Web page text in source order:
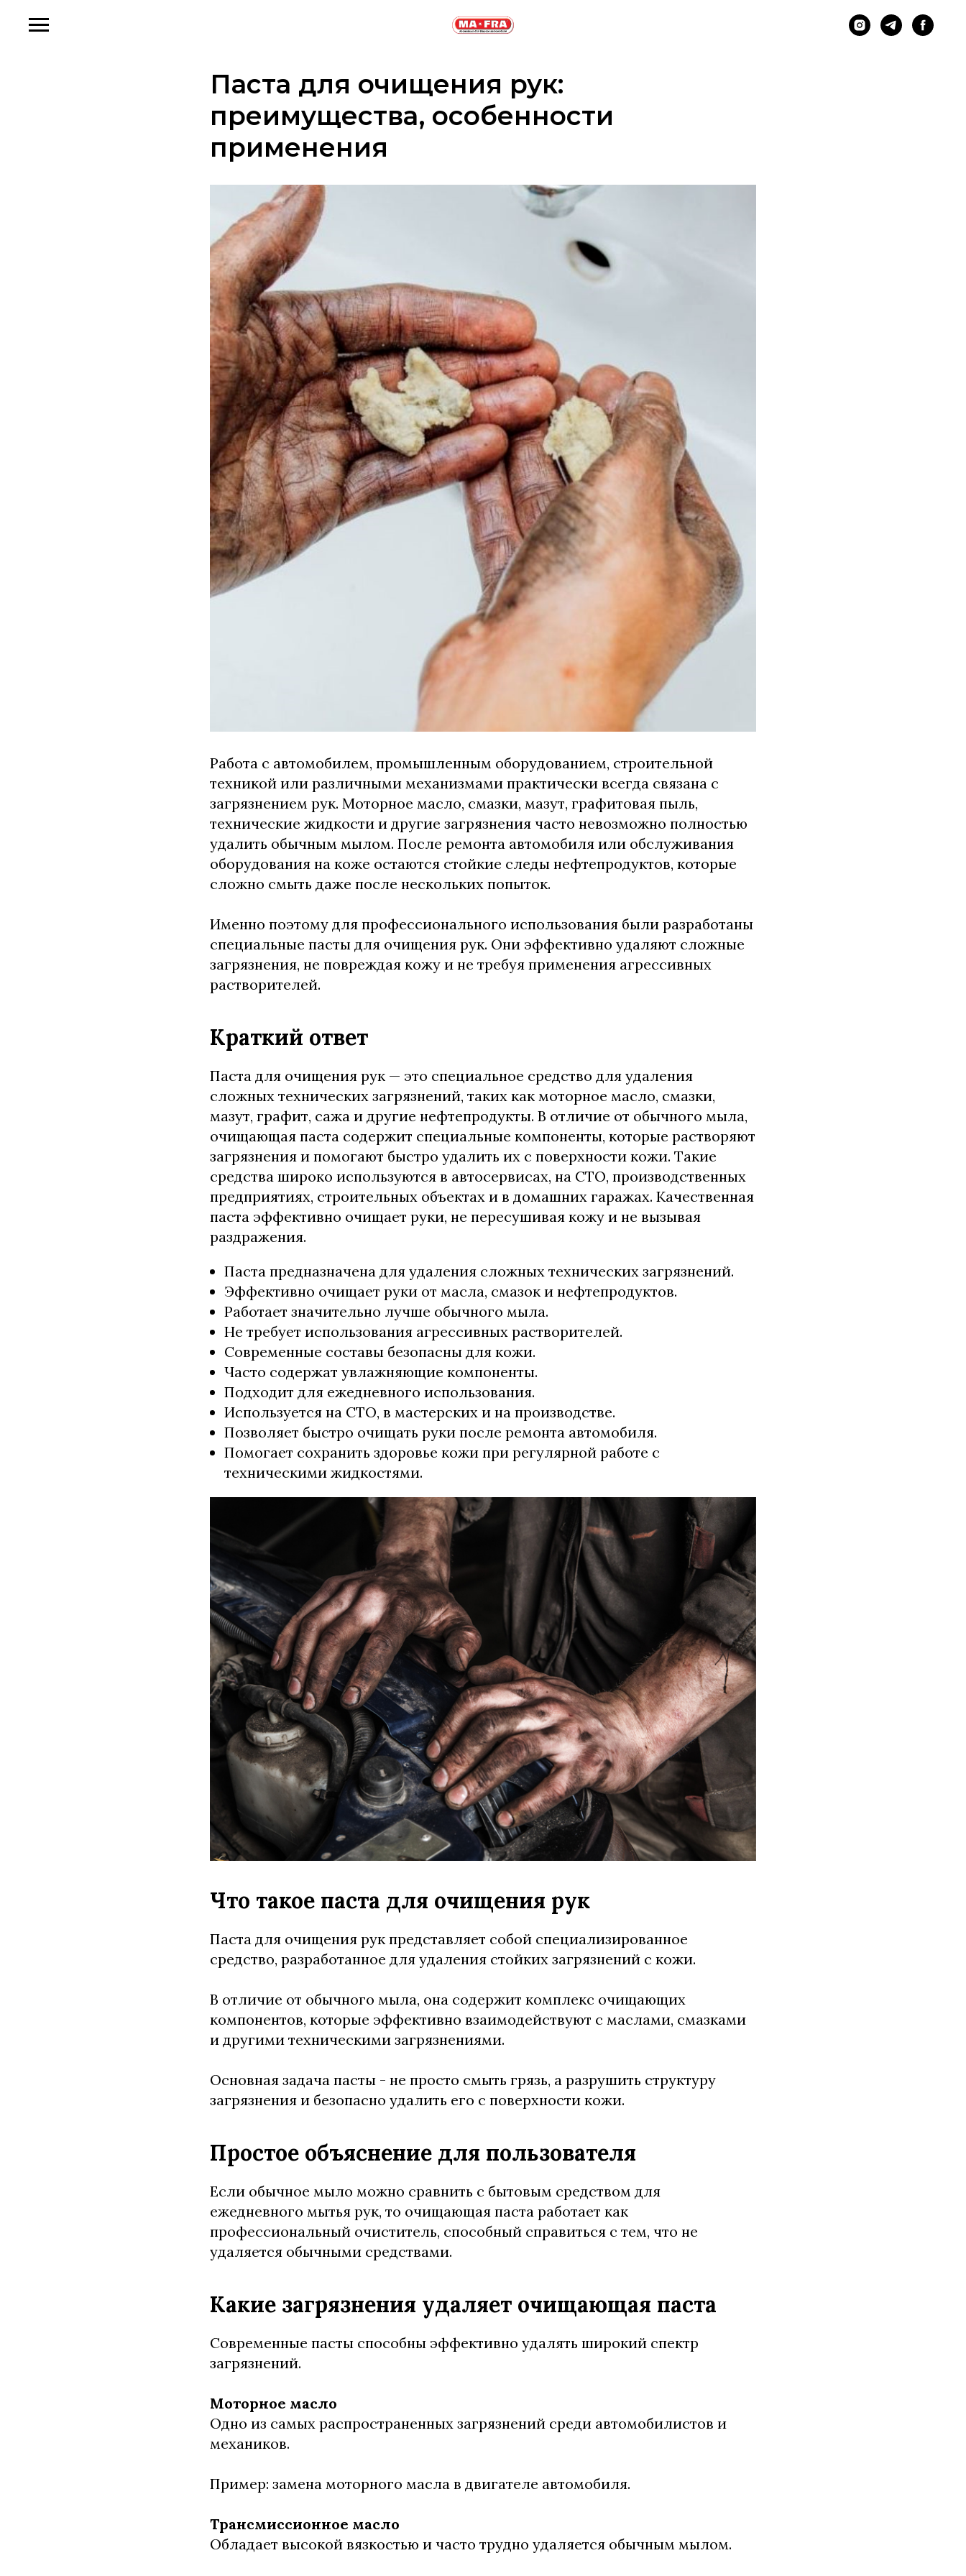
Паста для очищения рук:
преимущества, особенности
применения
Работа с автомобилем, промышленным оборудованием, строительной
техникой или различными механизмами практически всегда связана с
загрязнением рук. Моторное масло, смазки, мазут, графитовая пыль,
технические жидкости и другие загрязнения часто невозможно полностью
удалить обычным мылом. После ремонта автомобиля или обслуживания
оборудования на коже остаются стойкие следы нефтепродуктов, которые
сложно смыть даже после нескольких попыток.
Именно поэтому для профессионального использования были разработаны
специальные пасты для очищения рук. Они эффективно удаляют сложные
загрязнения, не повреждая кожу и не требуя применения агрессивных
растворителей.
Краткий ответ
Паста для очищения рук — это специальное средство для удаления
сложных технических загрязнений, таких как моторное масло, смазки,
мазут, графит, сажа и другие нефтепродукты. В отличие от обычного мыла,
очищающая паста содержит специальные компоненты, которые растворяют
загрязнения и помогают быстро удалить их с поверхности кожи. Такие
средства широко используются в автосервисах, на СТО, производственных
предприятиях, строительных объектах и в домашних гаражах. Качественная
паста эффективно очищает руки, не пересушивая кожу и не вызывая
раздражения.
Паста предназначена для удаления сложных технических загрязнений.
Эффективно очищает руки от масла, смазок и нефтепродуктов.
Работает значительно лучше обычного мыла.
Не требует использования агрессивных растворителей.
Современные составы безопасны для кожи.
Часто содержат увлажняющие компоненты.
Подходит для ежедневного использования.
Используется на СТО, в мастерских и на производстве.
Позволяет быстро очищать руки после ремонта автомобиля.
Помогает сохранить здоровье кожи при регулярной работе с
техническими жидкостями.
Что такое паста для очищения рук
Паста для очищения рук представляет собой специализированное
средство, разработанное для удаления стойких загрязнений с кожи.
В отличие от обычного мыла, она содержит комплекс очищающих
компонентов, которые эффективно взаимодействуют с маслами, смазками
и другими техническими загрязнениями.
Основная задача пасты - не просто смыть грязь, а разрушить структуру
загрязнения и безопасно удалить его с поверхности кожи.
Простое объяснение для пользователя
Если обычное мыло можно сравнить с бытовым средством для
ежедневного мытья рук, то очищающая паста работает как
профессиональный очиститель, способный справиться с тем, что не
удаляется обычными средствами.
Какие загрязнения удаляет очищающая паста
Современные пасты способны эффективно удалять широкий спектр
загрязнений.
Моторное масло
Одно из самых распространенных загрязнений среди автомобилистов и
механиков.
Пример: замена моторного масла в двигателе автомобиля.
Трансмиссионное масло
Обладает высокой вязкостью и часто трудно удаляется обычным мылом.